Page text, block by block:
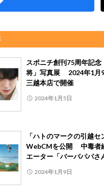
スポニチ創刊75周年記念
将」写真展 2024年1月
三越本店で開催
2024年1月5日
「ハトのマークの引越セ
WebCMを公開 中毒者
エーター「バーバパパさ
2024年1月9日